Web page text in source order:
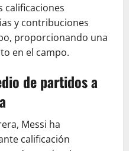
calificaciones
y contribuciones
proporcionando una
en el campo.
de partidos a
Messi ha
calificación